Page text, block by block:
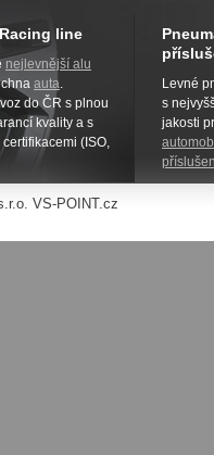
line
nejlevnější alu
auta.
do ČR s plnou
kvality a s
(ISO,
Levné
s
jakosti
VS-POINT.cz